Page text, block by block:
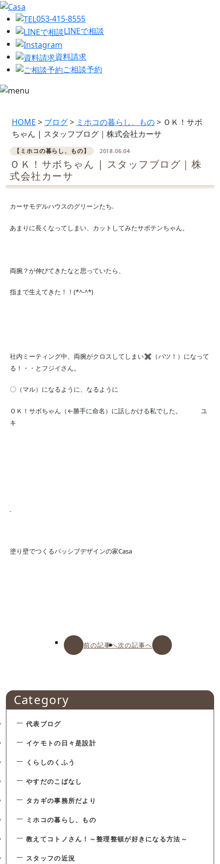
053-415-8555
LINEで相談
資料請求
ご相談予約
HOME > ブログ> ミホコの暮らし、もの> ＯＫ！サボ
ちゃん | スタッフブログ｜株式会社カーサ
【ミホコの暮らし、もの】 2018.06.04
ＯＫ！サボちゃん | スタッフブログ｜株
式会社カーサ
カーサモデルハウスのグリーンたち.
あまりに長くなってしまい、カットしてみたサボテンちゃん。
両腕？が伸びてきたなと思っていたら、
指まで生えてきた！！(*^-^*)
社内ミーティング中、両腕がクロスしてしまい✖（バツ！）になって
る！・・とフジイさん。
〇（マル）になるように、なるように
ＯＫ！サボちゃん（←勝手に命名）に話しかける私でした。 ユ
キ
塗り壁でつくるパッシブデザインの家Casa
前の記事へ次の記事へ
Category
代表ブログ
イケモトの日々是設計
くらしのくふう
やすだのこばなし
タカギの事務所だより
ミホコの暮らし、もの
教えてコトノさん！～整理整頓が好きになる方法～
スタッフの近況